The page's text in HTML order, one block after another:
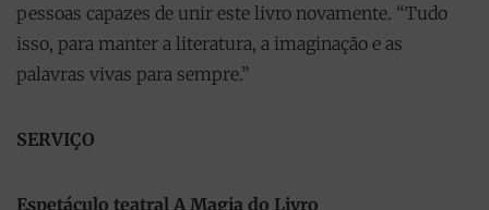
pessoas capazes de unir este livro novamente. “Tudo
isso, para manter a literatura, a imaginação e as
palavras vivas para sempre.”
SERVIÇO
Espetáculo teatral A Magia do Livro